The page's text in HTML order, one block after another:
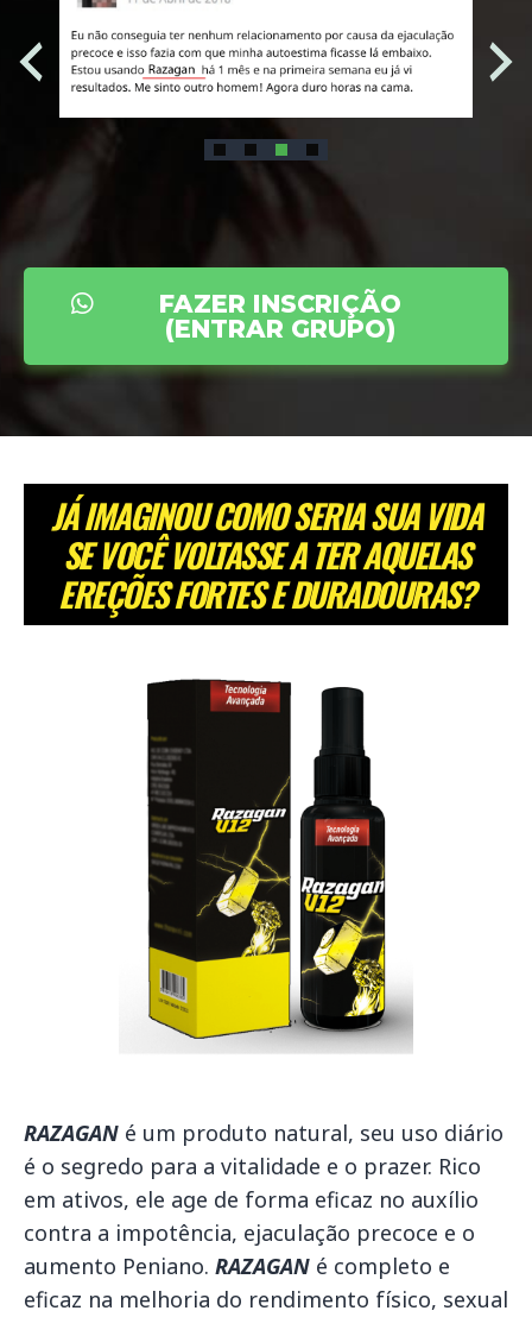
FAZER INSCRIÇÃO
(ENTRAR GRUPO)
JÁ IMAGINOU COMO SERIA SUA VIDA
SE VOCÊ VOLTASSE A TER AQUELAS
EREÇÕES FORTES E DURADOURAS?
RAZAGAN é um produto natural, seu uso diário
é o segredo para a vitalidade e o prazer. Rico
em ativos, ele age de forma eficaz no auxílio
contra a impotência, ejaculação precoce e o
aumento Peniano. RAZAGAN é completo e
eficaz na melhoria do rendimento físico, sexual